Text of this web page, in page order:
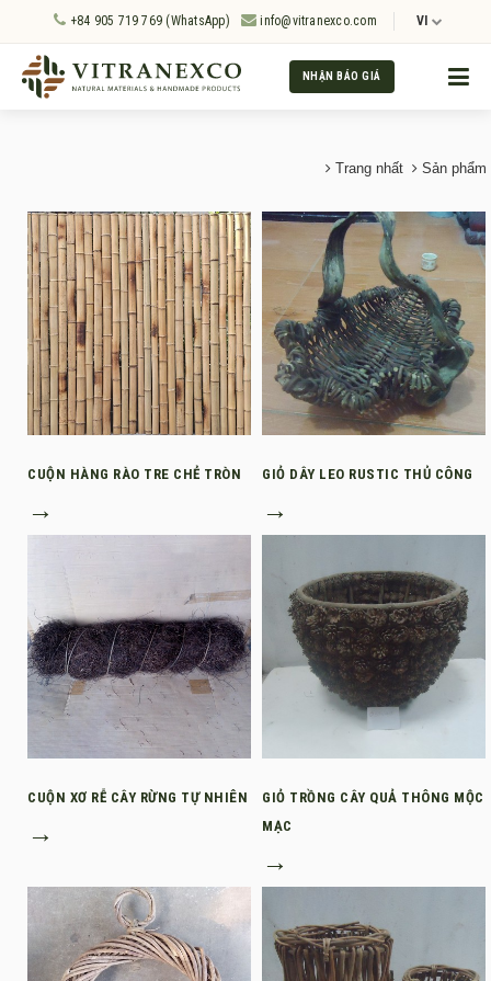
+84 905 719 769 (WhatsApp) info@vitranexco.com VI
NHẬN BÁO GIÁ
Trang nhất Sản phẩm
CUỘN HÀNG RÀO TRE CHẺ TRÒN
→
GIỎ DÂY LEO RUSTIC THỦ CÔNG
→
CUỘN XƠ RỄ CÂY RỪNG TỰ NHIÊN
→
GIỎ TRỒNG CÂY QUẢ THÔNG MỘC
MẠC
→